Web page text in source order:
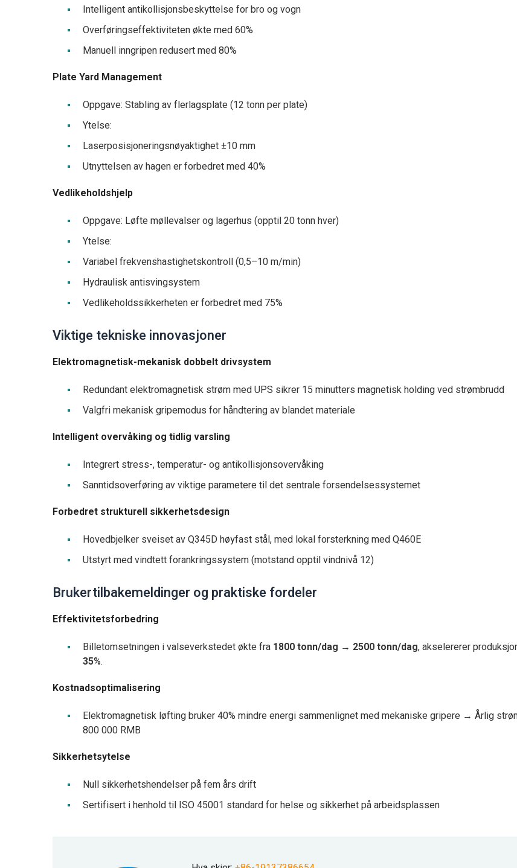
Intelligent antikollisjonsbeskyttelse for bro og vogn
Overføringseffektiviteten økte med 60%
Manuell inngripen redusert med 80%
Plate Yard Management
Oppgave: Stabling av flerlagsplate (12 tonn per plate)
Ytelse:
Laserposisjoneringsnøyaktighet ±10 mm
Utnyttelsen av hagen er forbedret med 40%
Vedlikeholdshjelp
Oppgave: Løfte møllevalser og lagerhus (opptil 20 tonn hver)
Ytelse:
Variabel frekvenshastighetskontroll (0,5–10 m/min)
Hydraulisk antisvingsystem
Vedlikeholdssikkerheten er forbedret med 75%
Viktige tekniske innovasjoner
Elektromagnetisk-mekanisk dobbelt drivsystem
Redundant elektromagnetisk strøm med UPS sikrer 15 minutters magnetisk holding ved strømbrudd
Valgfri mekanisk gripemodus for håndtering av blandet materiale
Intelligent overvåking og tidlig varsling
Integrert stress-, temperatur- og antikollisjonsovervåking
Sanntidsoverføring av viktige parametere til det sentrale forsendelsessystemet
Forbedret strukturell sikkerhetsdesign
Hovedbjelker sveiset av Q345D høyfast stål, med lokal forsterkning med Q460E
Utstyrt med vindtett forankringssystem (motstand opptil vindnivå 12)
Brukertilbakemeldinger og praktiske fordeler
Effektivitetsforbedring
Billetomsetningen i valseverkstedet økte fra 1800 tonn/dag → 2500 tonn/dag, akselererer
35%.
Kostnadsoptimalisering
Elektromagnetisk løfting bruker 40% mindre energi sammenlignet med mekaniske gripere → Årlig
800 000 RMB
Sikkerhetsytelse
Null sikkerhetshendelser på fem års drift
Sertifisert i henhold til ISO 45001 standard for helse og sikkerhet på arbeidsplassen